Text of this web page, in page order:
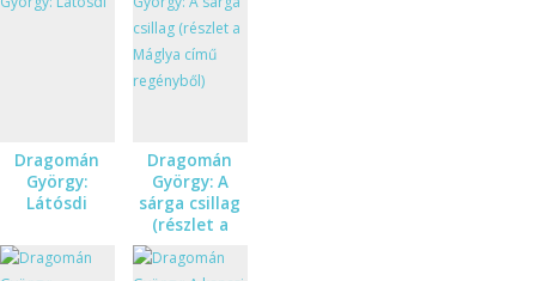
Dragomán
György:
Látósdi
Dragomán
György: A
sárga csillag
(részlet a
Máglya című
regényből)